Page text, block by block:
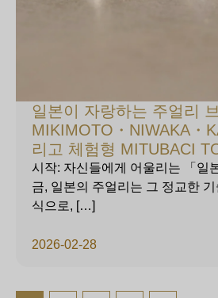
일본이 자랑하는 주얼리
MIKIMOTO・NIWAKA・
리고 체험형 MITUBACI
2026-02-28
시작: 자신들에게 어울리는 「일
금, 일본의 주얼리는 그 정교한
식으로, […]